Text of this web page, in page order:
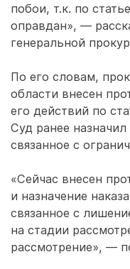
побои, т.к. по
оправдан», ―
генеральной
По его словам,
области внесен
его действий по
Суд ранее
связанное с
«Сейчас внесен
и назначение
связанное с
на стадии
рассмотрение», ―